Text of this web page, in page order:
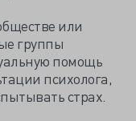
или
группы
помощь
психолога,
страх.